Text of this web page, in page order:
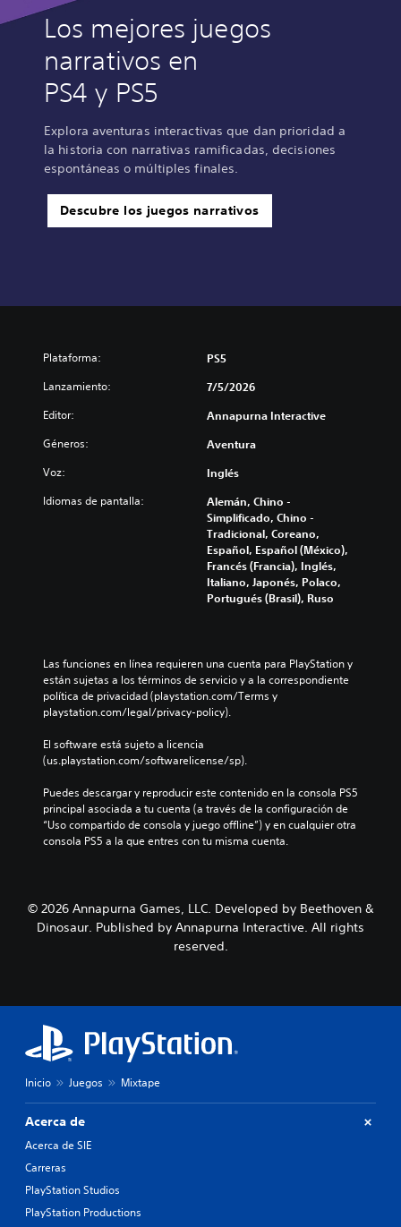
Los mejores juegos
narrativos en
PS4 y PS5
Explora aventuras interactivas que dan prioridad a
la historia con narrativas ramificadas, decisiones
espontáneas o múltiples finales.
Descubre los juegos narrativos
Plataforma: PS5
Lanzamiento: 7/5/2026
Editor: Annapurna Interactive
Géneros: Aventura
Voz: Inglés
Idiomas de pantalla:
Alemán, Chino -
Simplificado, Chino -
Tradicional, Coreano,
Español, Español (México),
Francés (Francia), Inglés,
Italiano, Japonés, Polaco,
Portugués (Brasil), Ruso
Las funciones en línea requieren una cuenta para PlayStation y
están sujetas a los términos de servicio y a la correspondiente
política de privacidad (playstation.com/Terms y
playstation.com/legal/privacy-policy).
El software está sujeto a licencia
(us.playstation.com/softwarelicense/sp).
Puedes descargar y reproducir este contenido en la consola PS5
principal asociada a tu cuenta (a través de la configuración de
“Uso compartido de consola y juego offline”) y en cualquier otra
consola PS5 a la que entres con tu misma cuenta.
© 2026 Annapurna Games, LLC. Developed by Beethoven &
Dinosaur. Published by Annapurna Interactive. All rights
reserved.
Inicio Juegos Mixtape
Acerca de
Acerca de SIE
Carreras
PlayStation Studios
PlayStation Productions